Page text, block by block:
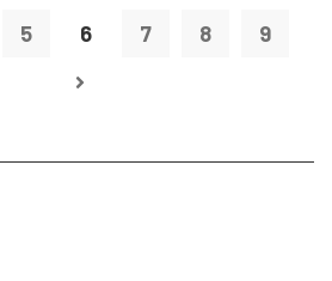
5 6 7 8 9